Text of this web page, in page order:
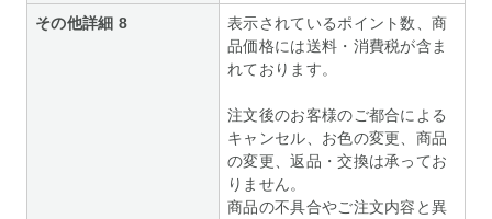
その他詳細 8
表示されているポイント数、商
品価格には送料・消費税が含ま
れております。
注文後のお客様のご都合による
キャンセル、お色の変更、商品
の変更、返品・交換は承ってお
りません。
商品の不具合やご注文内容と異